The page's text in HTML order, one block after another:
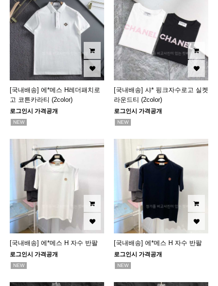
[국내배송] 에*메스 H레더패치로
고 코튼카라티 (2color)
로그인시 가격공개
NEW
[국내배송] 샤* 핑크자수로고 실켓
라운드티 (2color)
로그인시 가격공개
NEW
[국내배송] 에*메스 H 자수 반팔
로그인시 가격공개
NEW
[국내배송] 에*메스 H 자수 반팔
로그인시 가격공개
NEW